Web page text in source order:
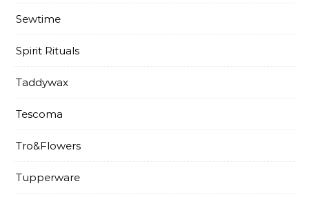
Sewtime
Spirit Rituals
Taddywax
Tescoma
Tro&Flowers
Tupperware